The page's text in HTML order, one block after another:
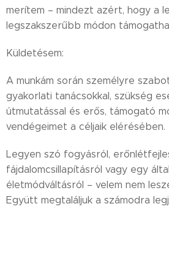
merítem – mindezt azért, hogy a
legszakszerűbb módon
Küldetésem:
A munkám során személyre
gyakorlati tanácsokkal, szükség
útmutatással és erős, támogató
vendégeimet a céljaik elérésében.
Legyen szó fogyásról,
fájdalomcsillapításról vagy egy
életmódváltásról – velem nem
Együtt megtaláljuk a számodra